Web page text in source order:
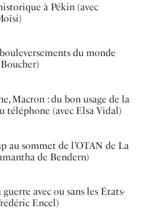
à Pékin (avec
du monde
Macron : du bon usage de la
téléphone (avec Elsa Vidal)
au sommet de l’OTAN de La
de Bendern)
avec ou sans les États-
Encel)